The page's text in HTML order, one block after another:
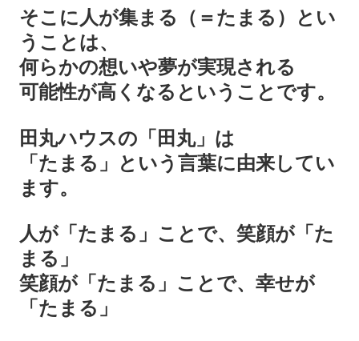
そこに人が集まる（＝たまる）とい
うことは、
何らかの想いや夢が実現される
可能性が高くなるということです。
田丸ハウスの「田丸」は
「たまる」という言葉に由来してい
ます。
人が「たまる」ことで、笑顔が「た
まる」
笑顔が「たまる」ことで、幸せが
「たまる」